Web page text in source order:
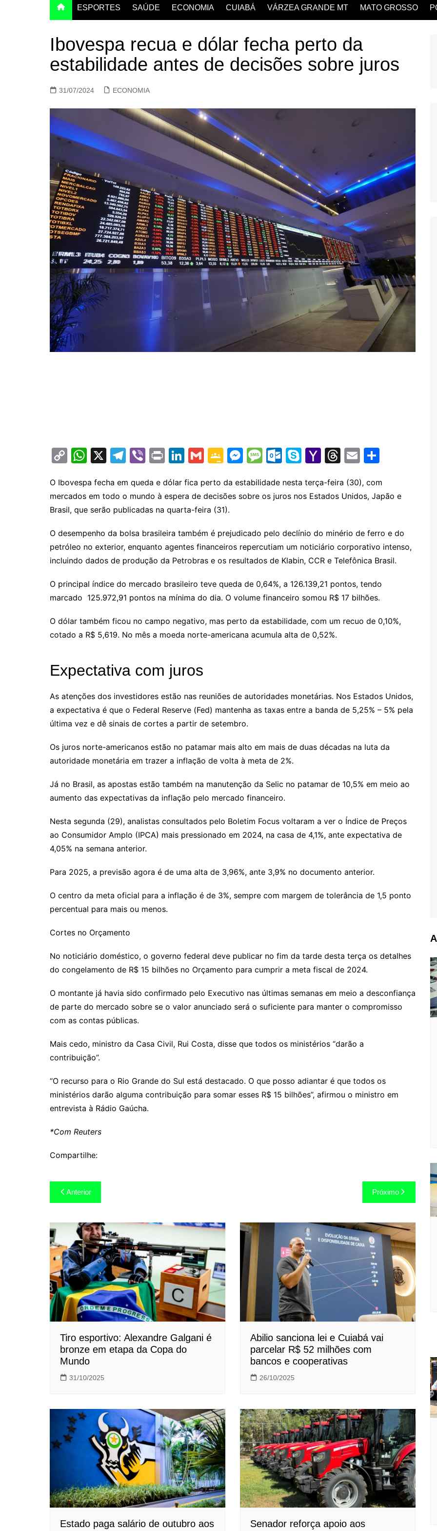
ESPORTES SAÚDE ECONOMIA CUIABÁ VÁRZEA GRANDE MT MATO GROSSO
Ibovespa recua e dólar fecha perto da
estabilidade antes de decisões sobre juros
31/07/2024 ECONOMIA
C
p
y
Li
n
k
W
at
s
A
p
p
X
T
e
gr
a
m
Vi
er
Pr
t
Li
k
e
dI
n
G
ai
l
G
o
gl
e
Cl
a
s
sr
o
m
M
s
s
n
g
er
M
s
s
g
e
O
lo
o
c
o
m
S
y
p
Y
h
o
M
ai
l
T
e
a
s
E
ai
l
ar
e
O Ibovespa fecha em queda e dólar fica perto da estabilidade nesta terça-feira (30), com
mercados em todo o mundo à espera de decisões sobre os juros nos Estados Unidos, Japão e
Brasil, que serão publicadas na quarta-feira (31).
O desempenho da bolsa brasileira também é prejudicado pelo declínio do minério de ferro e do
petróleo no exterior, enquanto agentes financeiros repercutiam um noticiário corporativo intenso,
incluindo dados de produção da Petrobras e os resultados de Klabin, CCR e Telefônica Brasil.
O principal índice do mercado brasileiro teve queda de 0,64%, a 126.139,21 pontos, tendo
marcado 125.972,91 pontos na mínima do dia. O volume financeiro somou R$ 17 bilhões.
O dólar também ficou no campo negativo, mas perto da estabilidade, com um recuo de 0,10%,
cotado a R$ 5,619. No mês a moeda norte-americana acumula alta de 0,52%.
Expectativa com juros
As atenções dos investidores estão nas reuniões de autoridades monetárias. Nos Estados Unidos,
a expectativa é que o Federal Reserve (Fed) mantenha as taxas entre a banda de 5,25% – 5% pela
última vez e dê sinais de cortes a partir de setembro.
Os juros norte-americanos estão no patamar mais alto em mais de duas décadas na luta da
autoridade monetária em trazer a inflação de volta à meta de 2%.
Já no Brasil, as apostas estão também na manutenção da Selic no patamar de 10,5% em meio ao
aumento das expectativas da inflação pelo mercado financeiro.
Nesta segunda (29), analistas consultados pelo Boletim Focus voltaram a ver o Índice de Preços
ao Consumidor Amplo (IPCA) mais pressionado em 2024, na casa de 4,1%, ante expectativa de
4,05% na semana anterior.
Para 2025, a previsão agora é de uma alta de 3,96%, ante 3,9% no documento anterior.
O centro da meta oficial para a inflação é de 3%, sempre com margem de tolerância de 1,5 ponto
percentual para mais ou menos.
Cortes no Orçamento
No noticiário doméstico, o governo federal deve publicar no fim da tarde desta terça os detalhes
do congelamento de R$ 15 bilhões no Orçamento para cumprir a meta fiscal de 2024.
O montante já havia sido confirmado pelo Executivo nas últimas semanas em meio a desconfiança
de parte do mercado sobre se o valor anunciado será o suficiente para manter o compromisso
com as contas públicas.
Mais cedo, ministro da Casa Civil, Rui Costa, disse que todos os ministérios “darão a
contribuição”.
“O recurso para o Rio Grande do Sul está destacado. O que posso adiantar é que todos os
ministérios darão alguma contribuição para somar esses R$ 15 bilhões”, afirmou o ministro em
entrevista à Rádio Gaúcha.
*Com Reuters
Compartilhe:
Navegação
de
Post
Anterior Próximo
Tiro esportivo: Alexandre Galgani é
bronze em etapa da Copa do
Mundo
31/10/2025
Abilio sanciona lei e Cuiabá vai
parcelar R$ 52 milhões com
bancos e cooperativas
26/10/2025
Estado paga salário de outubro aos
Senador reforça apoio aos